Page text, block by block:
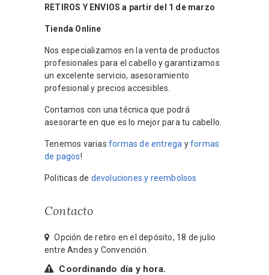
RETIROS Y ENVIOS a partir del 1 de marzo
Tienda Online
Nos especializamos en la venta de productos
profesionales para el cabello y garantizamos
un excelente servicio, asesoramiento
profesional y precios accesibles.
Contamos con una técnica que podrá
asesorarte en que es lo mejor para tu cabello.
Tenemos varias formas de entrega yformas
de pagos!
Politicas de devoluciones y reembolsos
Contacto
Opción de retiro en el depósito, 18 de julio
entre Andes y Convención.
Coordinando día y hora.